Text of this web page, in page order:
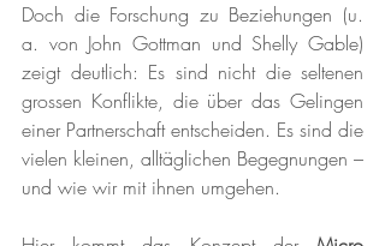
Doch die Forschung zu Beziehungen (u.
a. von John Gottman und Shelly Gable)
zeigt deutlich: Es sind nicht die seltenen
grossen Konflikte, die über das Gelingen
einer Partnerschaft entscheiden. Es sind die
vielen kleinen, alltäglichen Begegnungen –
und wie wir mit ihnen umgehen.